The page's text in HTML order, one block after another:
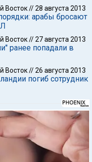
Восток//28 августа 2013
арабы бросают
Восток//27 августа 2013
ранее попадали в
Восток//26 августа 2013
погиб сотрудник